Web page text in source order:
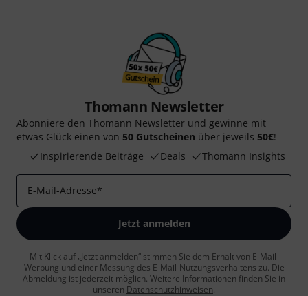
Thomann Newsletter
Abonniere den Thomann Newsletter und gewinne mit
etwas Glück einen von 50 Gutscheinen über jeweils 50€!
Inspirierende Beiträge
Deals Thomann Insights
E-Mail-Adresse*
Jetzt anmelden
Mit Klick auf „Jetzt anmelden“ stimmen Sie dem Erhalt von E-Mail-
Werbung und einer Messung des E-Mail-Nutzungsverhaltens zu. Die
Abmeldung ist jederzeit möglich. Weitere Informationen finden Sie in
unseren Datenschutzhinweisen.